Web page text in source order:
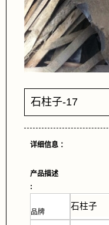
石柱子-17
详细信息 ：
产品描述
:
品牌
石柱子